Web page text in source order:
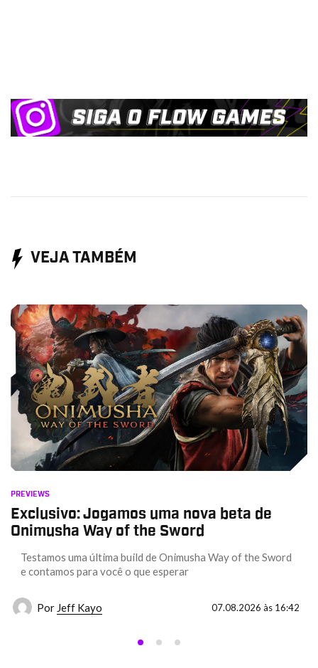
VEJA TAMBÉM
PREVIEWS
Exclusivo: Jogamos uma nova beta de
Onimusha Way of the Sword
Testamos uma última build de Onimusha Way of the Sword
e contamos para você o que esperar
Por Jeff Kayo 07.08.2026 às 16:42